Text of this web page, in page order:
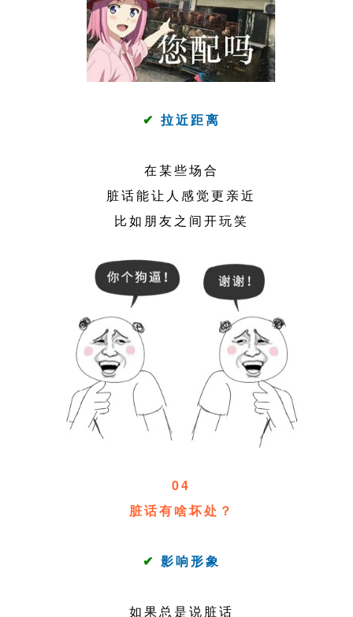
✔ 拉近距离
在某些场合
脏话能让人感觉更亲近
比如朋友之间开玩笑
04
脏话有啥坏处？
✔ 影响形象
如果总是说脏话